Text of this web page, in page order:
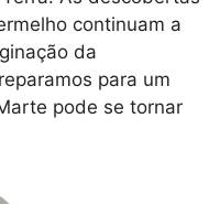
continuam a
da
para um
pode se tornar